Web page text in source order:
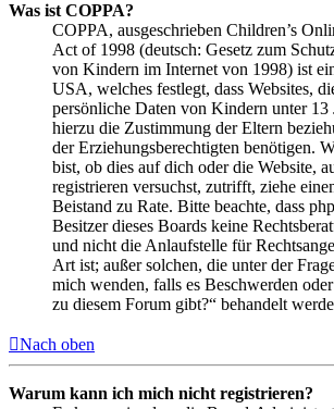
Was ist COPPA?
COPPA, ausgeschrieben Children’s
Act of 1998 (deutsch: Gesetz zum
von Kindern im Internet von 1998) ist
USA, welches festlegt, dass Websites,
persönliche Daten von Kindern unter 13
hierzu die Zustimmung der Eltern
der Erziehungsberechtigten benötigen.
bist, ob dies auf dich oder die Website,
registrieren versuchst, zutrifft, ziehe
Beistand zu Rate. Bitte beachte, dass
Besitzer dieses Boards keine
und nicht die Anlaufstelle für
Art ist; außer solchen, die unter der
mich wenden, falls es Beschwerden
zu diesem Forum gibt?“ behandelt
Nach oben
Warum kann ich mich nicht registrieren?